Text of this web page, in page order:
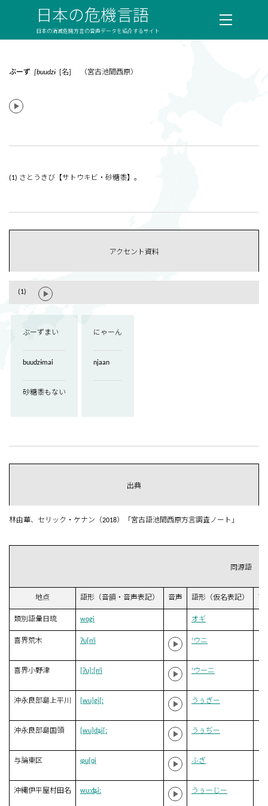
日本の危機言語
日本の消滅危機方言の音声データを紹介するサイト
ぶーず [buudzɨ [名] （宮古池間西原）
(1) さとうきび【サトウキビ・砂糖黍】。
アクセント資料
(1)
ぶーずまい
buudzɨmai
砂糖黍もない
にゃーん
njaan
出典
林由華、セリック・ケナン（2018）「宮古語池間西原方言調査ノート」
同源語
地点 語形（音韻・音声表記） 音声 語形（仮名表記）
類別語彙日琉 wogi オギ
喜界荒木 ʔu[nʲi ‘ウニ
喜界小野津 [ʔu]ː[nʲi ‘ウーニ
沖永良部島上平川 [wu]gi[ː うぅぎー
沖永良部島国頭 [wu]dʑi[ː うぅぢー
与論東区 ɸu[ɡi ふぎ
沖縄伊平屋村田名 wuːʥiː うぅーじー